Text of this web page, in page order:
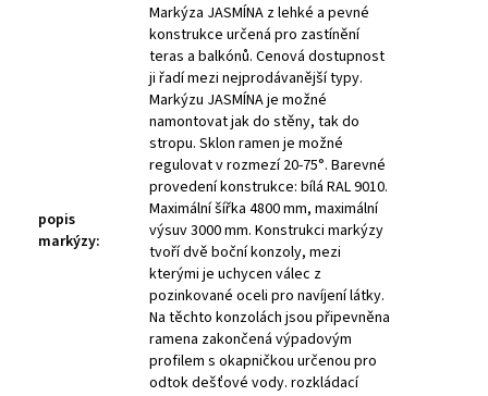
popis
markýzy:
Markýza JASMÍNA z lehké a pevné
konstrukce určená pro zastínění
teras a balkónů. Cenová dostupnost
ji řadí mezi nejprodávanější typy.
Markýzu JASMÍNA je možné
namontovat jak do stěny, tak do
stropu. Sklon ramen je možné
regulovat v rozmezí 20-75°. Barevné
provedení konstrukce: bílá RAL 9010.
Maximální šířka 4800 mm, maximální
výsuv 3000 mm. Konstrukci markýzy
tvoří dvě boční konzoly, mezi
kterými je uchycen válec z
pozinkované oceli pro navíjení látky.
Na těchto konzolách jsou připevněna
ramena zakončená výpadovým
profilem s okapničkou určenou pro
odtok dešťové vody. rozkládací